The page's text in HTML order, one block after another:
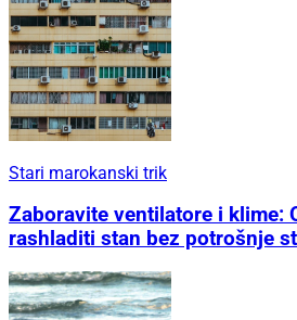
Stari marokanski trik
Zaboravite ventilatore i klime:
rashladiti stan bez potrošnje